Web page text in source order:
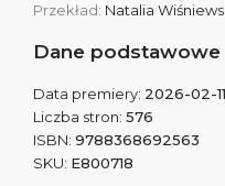
Przekład: Natalia
Dane podstawowe
Data premiery: 2026-02-11
Liczba stron: 576
ISBN: 9788368692563
SKU: E800718